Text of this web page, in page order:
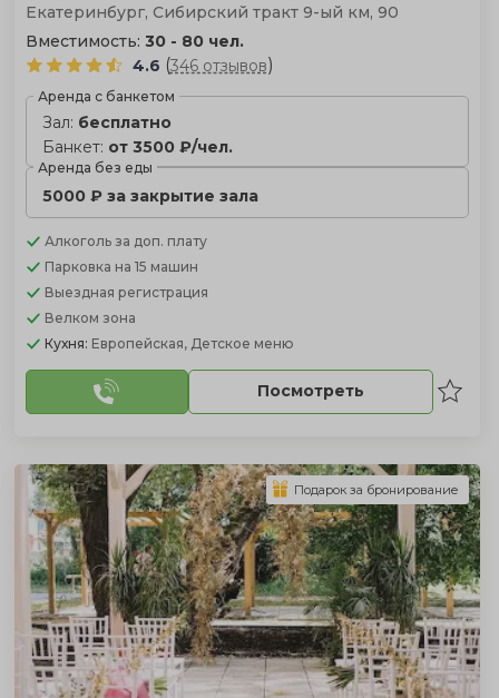
Екатеринбург, Сибирский тракт 9-ый км, 90
Вместимость: 30 - 80 чел.
4.6 (346 отзывов)
Аренда с банкетом
Зал: бесплатно
Банкет: от 3500 ₽/чел.
Аренда без еды
5000 ₽ за закрытие зала
Алкоголь за доп. плату
Парковка на 15 машин
Выездная регистрация
Велком зона
Кухня: Европейская, Детское меню
Посмотреть
Подарок за бронирование